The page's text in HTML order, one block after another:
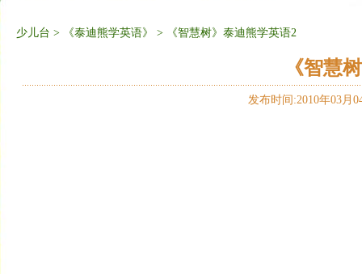
少儿台 > 《泰迪熊学英语》 > 《智慧树》泰迪熊学英语2
《智慧
发布时间:2010年03月